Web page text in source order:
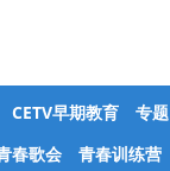
CETV早期教育
专题
春歌会 青春训练营